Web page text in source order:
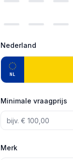
Nederland
NL
Minimale vraagprijs
Merk